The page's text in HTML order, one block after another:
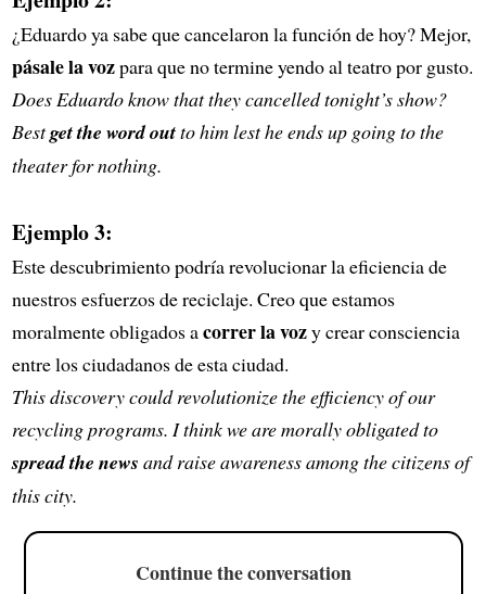
¿Eduardo ya sabe que cancelaron la función de hoy? Mejor,
pásale la vozpara que no termine yendo al teatro por gusto.
Does Eduardo know that they cancelled tonight’s show?
Bestget the word outto him lest he ends up going to the
theater for nothing.
Ejemplo 3:
Este descubrimiento podría revolucionar la eficiencia de
nuestros esfuerzos de reciclaje. Creo que estamos
moralmente obligados acorrer la vozy crear consciencia
entre los ciudadanos de esta ciudad.
This discovery could revolutionize the efficiency of our
recycling programs. I think we are morally obligated to
spread the news and raise awareness among the citizens of
this city.
Continue the conversation